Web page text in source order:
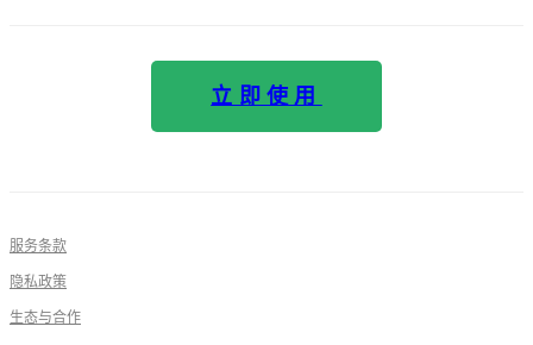
立即使用
服务条款
隐私政策
生态与合作